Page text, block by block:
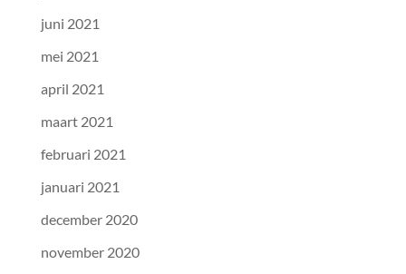
juni 2021
mei 2021
april 2021
maart 2021
februari 2021
januari 2021
december 2020
november 2020